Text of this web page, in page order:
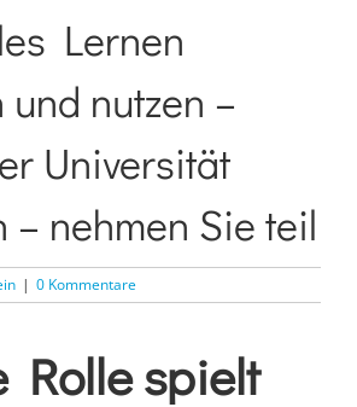
Lernen
nutzen –
Universität
– nehmen Sie teil
| 0 Kommentare
Rolle spielt